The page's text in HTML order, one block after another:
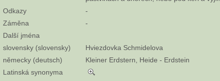
Odkazy
-
Záměna
-
Další jména
slovensky (slovensky)
Hviezdovka Schmidelova
německy (deutsch)
Kleiner Erdstern, Heide - Erdstein
Latinská synonyma